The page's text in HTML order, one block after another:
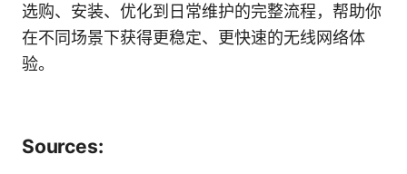
选购、安装、优化到日常维护的完整流程，帮助你
在不同场景下获得更稳定、更快速的无线网络体
验。
Sources: